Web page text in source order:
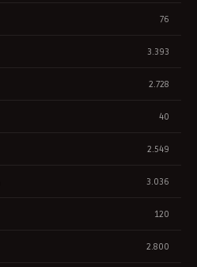
76
3.393
2.728
40
2.549
3.036
120
2.800